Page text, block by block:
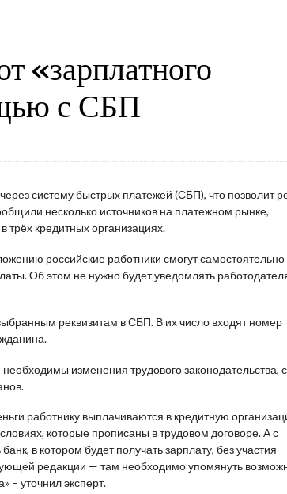
«зарплатного
с СБП
систему быстрых платежей (СБП), что позволит
несколько источников на платежном рынке,
кредитных организациях.
российские работники смогут самостоятельно
Об этом не нужно будет уведомлять
реквизитам в СБП. В их число входят номер
изменения трудового законодательства,
работнику выплачиваются в кредитную
которые прописаны в трудовом договоре. А с
в котором будет получать зарплату, без участия
редакции — там необходимо упомянуть
– уточнил эксперт.